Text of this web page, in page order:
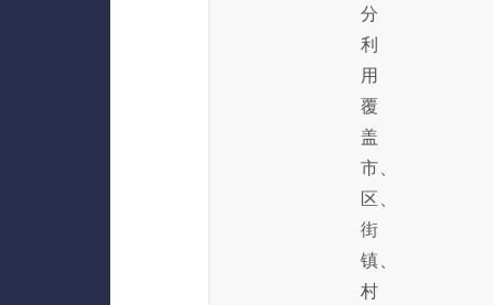
分
利
用
覆
盖
市、
区、
街
镇、
村